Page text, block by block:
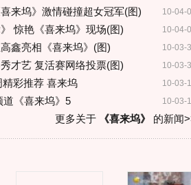
10-04-
来坞》激情碰撞超女冠军(图)
10-04-
惊艳《喜来坞》现场(图)
10-03-
鑫亮相《喜来坞》(图)
10-03-
才艺 复活赛网络投票(图)
10-03-
精彩推荐 喜来坞
10-03-
道《喜来坞》5
更多关于
《喜来坞》 的新闻